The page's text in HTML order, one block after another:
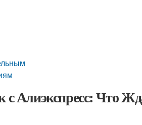
с Алиэкспресс: Что